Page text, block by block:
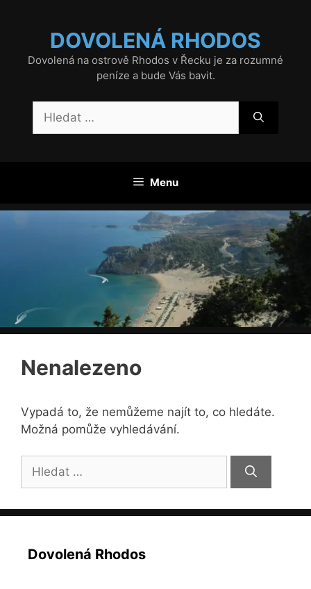
DOVOLENÁ RHODOS
Dovolená na ostrově Rhodos v Řecku je za rozumné
peníze a bude Vás bavit.
Menu
Nenalezeno
Vypadá to, že nemůžeme najít to, co hledáte.
Možná pomůže vyhledávání.
Hledat:
Dovolená Rhodos